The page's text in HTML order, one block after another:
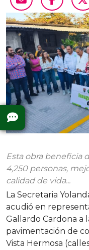
Esta obra beneficia
4,250 personas,
calidad de vida...
La Secretaria
acudió en
Gallardo Cardona a
pavimentación de
Vista Hermosa